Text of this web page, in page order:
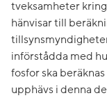
tveksamheter
hänvisar till
införstådda med
fosfor ska
upphävs i denna